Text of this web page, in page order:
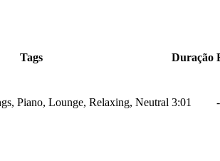
Tags Duração
Piano, Lounge, Relaxing, Neutral 3:01 -